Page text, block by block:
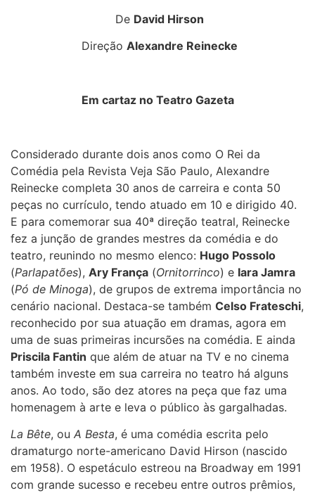
De David Hirson
Direção Alexandre Reinecke
Em cartaz no Teatro Gazeta
Considerado durante dois anos como O Rei da
Comédia pela Revista Veja São Paulo, Alexandre
Reinecke completa 30 anos de carreira e conta 50
peças no currículo, tendo atuado em 10 e dirigido 40.
E para comemorar sua 40ª direção teatral, Reinecke
fez a junção de grandes mestres da comédia e do
teatro, reunindo no mesmo elenco: Hugo Possolo
(Parlapatões), Ary França (Ornitorrinco) e Iara Jamra
(Pó de Minoga), de grupos de extrema importância no
cenário nacional. Destaca-se também Celso Frateschi,
reconhecido por sua atuação em dramas, agora em
uma de suas primeiras incursões na comédia. E ainda
Priscila Fantin que além de atuar na TV e no cinema
também investe em sua carreira no teatro há alguns
anos. Ao todo, são dez atores na peça que faz uma
homenagem à arte e leva o público às gargalhadas.
La Bête, ou A Besta, é uma comédia escrita pelo
dramaturgo norte-americano David Hirson (nascido
em 1958). O espetáculo estreou na Broadway em 1991
com grande sucesso e recebeu entre outros prêmios,